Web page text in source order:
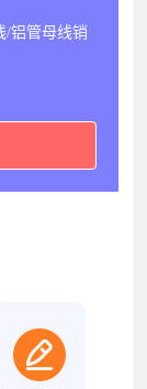
/铝管母线销